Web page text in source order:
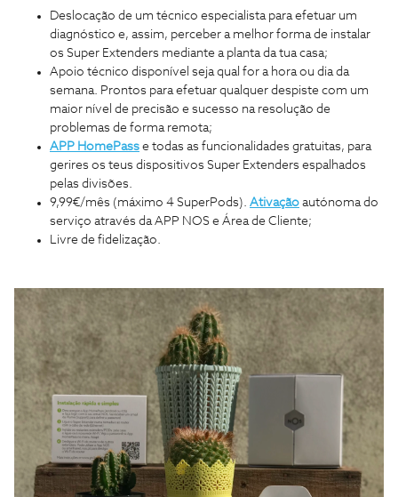
Deslocação de um técnico especialista para efetuar um
diagnóstico e, assim, perceber a melhor forma de instalar
os Super Extenders mediante a planta da tua casa;
Apoio técnico disponível seja qual for a hora ou dia da
semana. Prontos para efetuar qualquer despiste com um
maior nível de precisão e sucesso na resolução de
problemas de forma remota;
APP HomePass e todas as funcionalidades gratuitas, para
gerires os teus dispositivos Super Extenders espalhados
pelas divisões.
9,99€/mês (máximo 4 SuperPods). Ativação autónoma do
serviço através da APP NOS e Área de Cliente;
Livre de fidelização.